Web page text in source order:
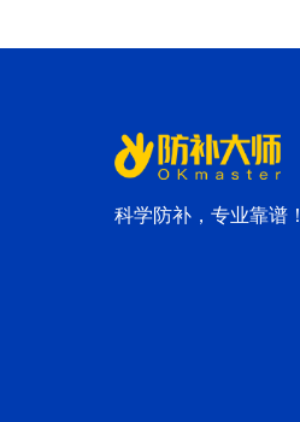
科学防补，专业靠谱！